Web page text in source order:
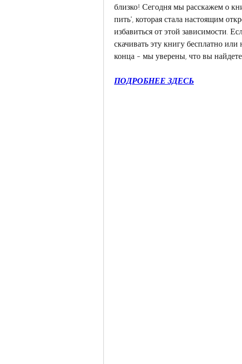
близко! Сегодня мы расскажем о
пить', которая стала настоящим
избавиться от этой зависимости.
скачивать эту книгу бесплатно или
конца - мы уверены, что вы
ПОДРОБНЕЕ ЗДЕСЬ